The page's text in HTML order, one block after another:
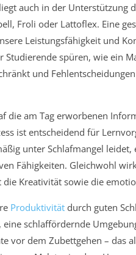
auch in der Unterstützung
Froli oder Lattoflex. Eine
Leistungsfähigkeit und
Studierende spüren, wie ein
und Fehlentscheidungen
die am Tag erworbenen
ist entscheidend für
unter Schlafmangel leidet,
Fähigkeiten. Gleichwohl
Kreativität sowie die
Produktivität durch guten
eine schlaffördernde
vor dem Zubettgehen – das